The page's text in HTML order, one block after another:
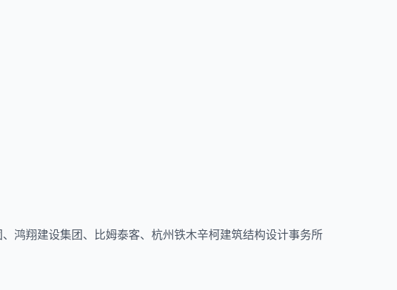
鸿翔建设集团、比姆泰客、杭州铁木辛柯建筑结构设计事务所